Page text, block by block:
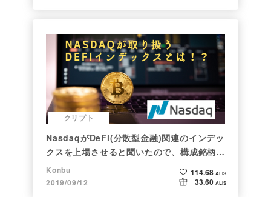
クリプト
NasdaqがDeFi(分散型金融)関連のインデッ
クスを上場させると聞いたので、構成銘柄を
調べてみた
Konbu
2019/09/12
114.68 ALIS
33.60 ALIS